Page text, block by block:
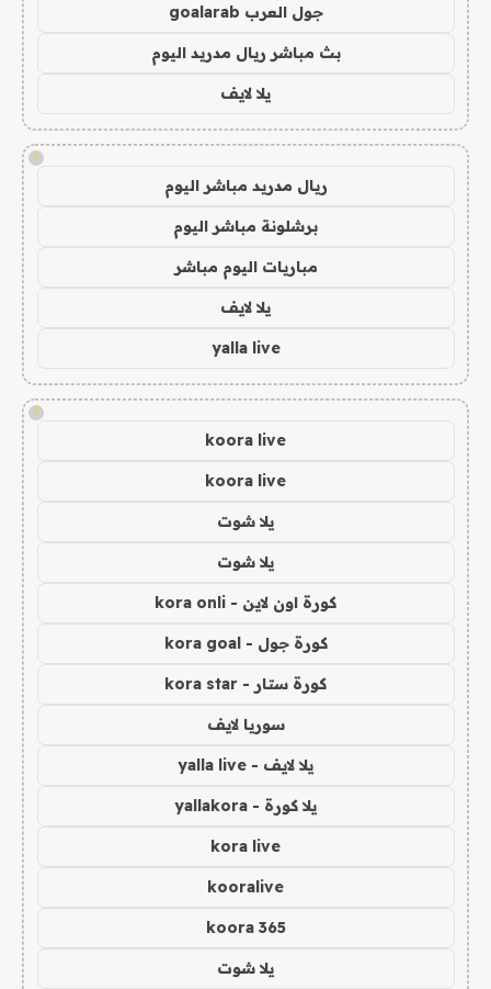
جول العرب goalarab
بث مباشر ريال مدريد اليوم
يلا لايف
!
ريال مدريد مباشر اليوم
برشلونة مباشر اليوم
مباريات اليوم مباشر
يلا لايف
yalla live
!
koora live
koora live
يلا شوت
يلا شوت
كورة اون لاين - kora onli
كورة جول - kora goal
كورة ستار - kora star
سوريا لايف
يلا لايف - yalla live
يلا كورة - yallakora
kora live
kooralive
koora 365
يلا شوت